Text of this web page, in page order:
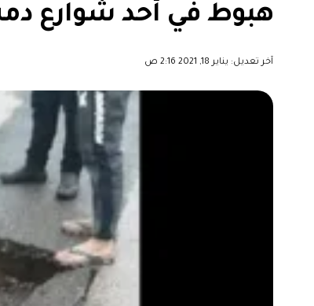
هبوط في أحد شوارع
آخر تعديل: يناير 18, 2021 2:16 ص